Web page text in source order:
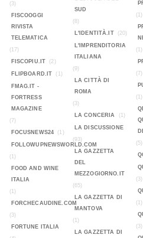
(3)
FISCOOGGI
RIVISTA
TELEMATICA
(17)
FISCOPIU.IT
(2)
FLIPBOARD.IT (1)
FMAG.IT -
FORTRESS
MAGAZINE
(7)
FOCUSNEWS24
(1)
FOLLOWUPNEWSWORLD.COM
(1)
FOOD AND WINE
ITALIA
(1)
FORCHECAUDINE.COM
(3)
FORTUNE ITALIA
SUD
(8)
L'IDENTITÀ.IT
(20)
L'IMPRENDITORIA
ITALIANA
(9)
LA CITTÀ DI
ROMA
(3)
LA CONCERIA
(1)
LA DISCUSSIONE
(93)
LA GAZZETTA
DEL
MEZZOGIORNO.IT
(65)
LA GAZZETTA DI
MANTOVA
(1)
LA GAZZETTA DI
(1)
(1)
(7)
(1)
(5)
(3)
(1)
(3)